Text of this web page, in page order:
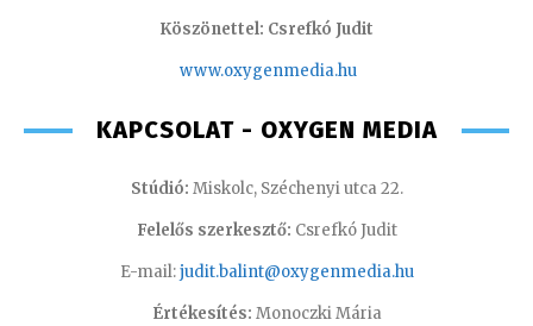
Köszönettel: Csrefkó Judit
www.oxygenmedia.hu
KAPCSOLAT - OXYGEN MEDIA
Stúdió: Miskolc, Széchenyi utca 22.
Felelős szerkesztő: Csrefkó Judit
E-mail:judit.balint@oxygenmedia.hu
Értékesítés: Monoczki Mária